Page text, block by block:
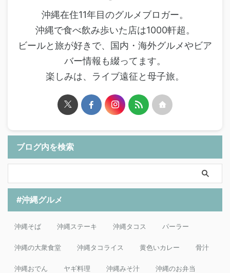
沖縄在住11年目のグルメブロガー。
沖縄で食べ飲み歩いた店は1000軒超。
ビールと旅が好きで、国内・海外グルメやビア
バー情報も綴ってます。
楽しみは、ライブ遠征と母子旅。
ブログ内を検索
#沖縄グルメ
沖縄そば 沖縄ステーキ 沖縄タコス パーラー
沖縄の大衆食堂 沖縄タコライス 黄色いカレー 骨汁
沖縄おでん ヤギ料理 沖縄みそ汁 沖縄のお弁当